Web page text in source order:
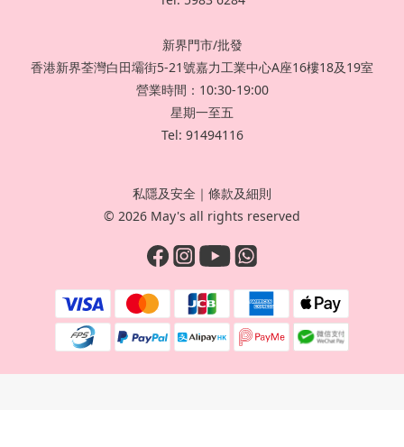
新界門市/批發
香港新界荃灣白田壩街5-21號嘉力工業中心A座16樓18及19室
營業時間：10:30-19:00
星期一至五
Tel: 91494116
私隱及安全 ｜ 條款及細則
© 2026 May's all rights reserved